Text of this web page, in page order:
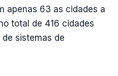
apenas 63 as cidades a
total de 416 cidades
sistemas de